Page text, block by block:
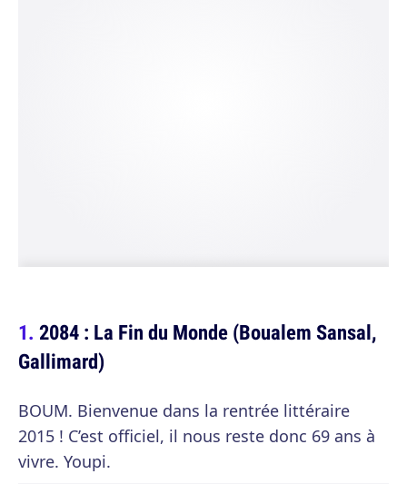
2084 : La Fin du Monde (Boualem Sansal,
Gallimard)
BOUM. Bienvenue dans la rentrée littéraire
2015 ! C’est officiel, il nous reste donc 69 ans à
vivre. Youpi.